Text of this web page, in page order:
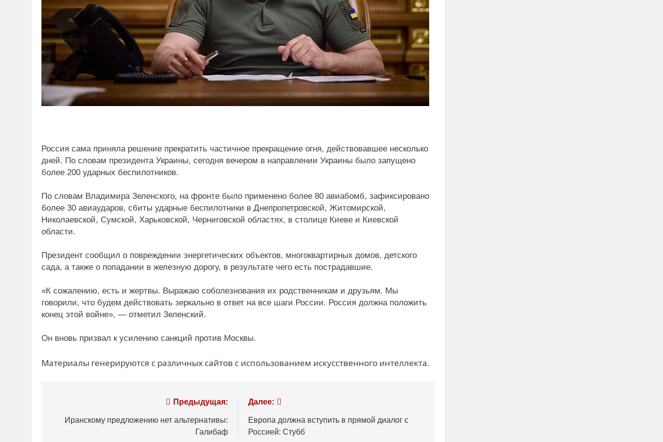
Россия сама приняла решение прекратить частичное прекращение огня, действовавшее несколько
дней. По словам президента Украины, сегодня вечером в направлении Украины было запущено
более 200 ударных беспилотников.
По словам Владимира Зеленского, на фронте было применено более 80 авиабомб, зафиксировано
более 30 авиаударов, сбиты ударные беспилотники в Днепропетровской, Житомирской,
Николаевской, Сумской, Харьковской, Черниговской областях, в столице Киеве и Киевской
области.
Президент сообщил о повреждении энергетических объектов, многоквартирных домов, детского
сада, а также о попадании в железную дорогу, в результате чего есть пострадавшие.
«К сожалению, есть и жертвы. Выражаю соболезнования их родственникам и друзьям. Мы
говорили, что будем действовать зеркально в ответ на все шаги России. Россия должна положить
конец этой войне», — отметил Зеленский.
Он вновь призвал к усилению санкций против Москвы.
Материалы генерируются с различных сайтов с использованием искусственного интеллекта.
по
Предыдущая:
Иранскому предложению нет альтернативы:
Галибаф
Далее:
Европа должна вступить в прямой диалог с
Россией: Стубб